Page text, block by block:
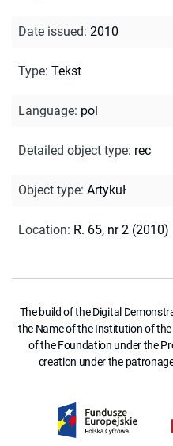
Date issued: 2010
Type: Tekst
Language: pol
Detailed object type: rec
Object type: Artykuł
Location: R. 65, nr 2 (2010)
The build of the Digital
the Name of the Institution of
of the Foundation under the
creation under the